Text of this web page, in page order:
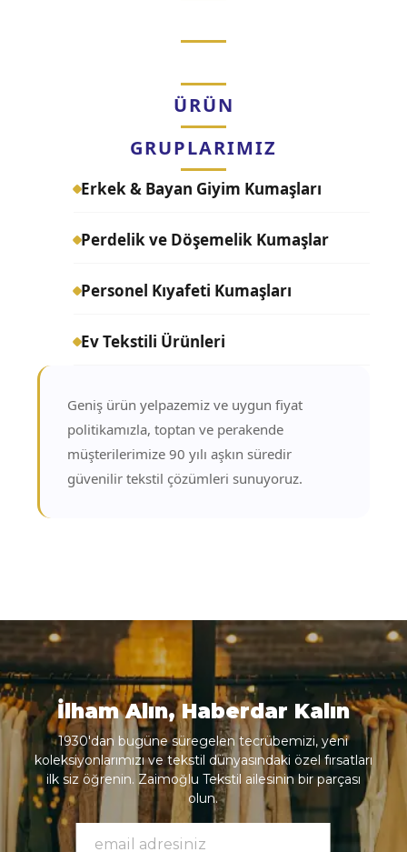
ÜRÜN
GRUPLARIMIZ
Erkek & Bayan Giyim Kumaşları
Perdelik ve Döşemelik Kumaşlar
Personel Kıyafeti Kumaşları
Ev Tekstili Ürünleri
Geniş ürün yelpazemiz ve uygun fiyat
politikamızla, toptan ve perakende
müşterilerimize 90 yılı aşkın süredir
güvenilir tekstil çözümleri sunuyoruz.
İlham Alın, Haberdar Kalın
1930'dan bugüne süregelen tecrübemizi, yeni
koleksiyonlarımızı ve tekstil dünyasındaki özel fırsatları
ilk siz öğrenin. Zaimoğlu Tekstil ailesinin bir parçası
olun.